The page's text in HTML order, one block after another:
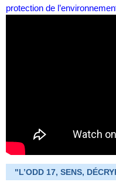
protection de
"L’ODD 17, SENS,